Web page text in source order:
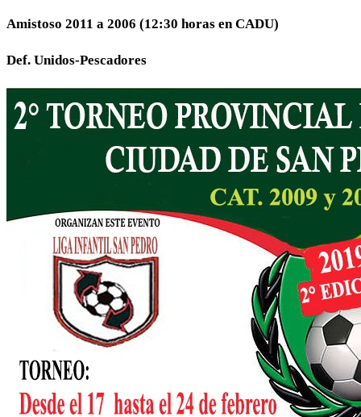
Amistoso 2011 a 2006 (12:30 horas en CADU)
Def. Unidos-Pescadores